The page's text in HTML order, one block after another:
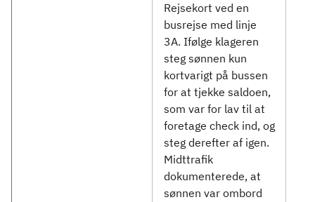
Rejsekort ved en
busrejse med linje
3A. Ifølge klageren
steg sønnen kun
kortvarigt på bussen
for at tjekke saldoen,
som var for lav til at
foretage check ind, og
steg derefter af igen.
Midttrafik
dokumenterede, at
sønnen var ombord